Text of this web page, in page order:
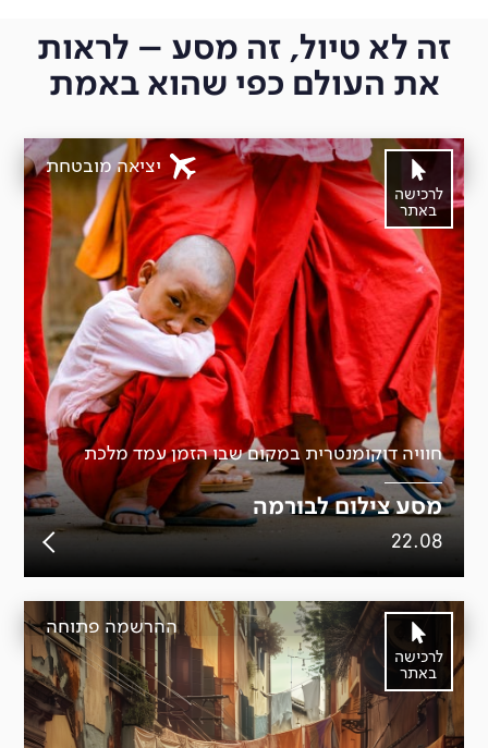
זה לא טיול, זה מסע – לראות
את העולם כפי שהוא באמת
יציאה מובטחת
חוויה דוקומנטרית במקום שבו הזמן עמד מלכת
מסע צילום לבורמה
22.08
לרכישה
באתר
ההרשמה פתוחה
לרכישה
באתר